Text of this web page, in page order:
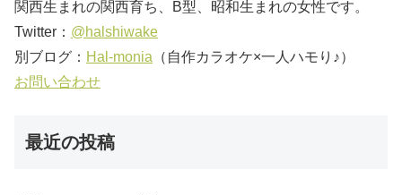
関西生まれの関西育ち、B型、昭和生まれの女性です。
Twitter： @halshiwake
別ブログ： Hal-monia （自作カラオケ×一人ハモり♪）
お問い合わせ
最近の投稿